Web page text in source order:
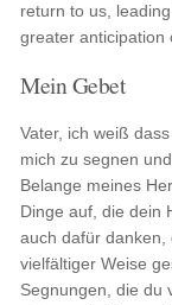
return to us,
greater anticipation
Mein Gebet
Vater, ich weiß
mich zu segnen
Belange meines
Dinge auf, die dein
auch dafür danken,
vielfältiger Weise
Segnungen, die du